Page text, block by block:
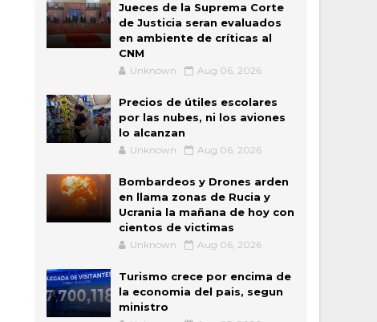
Jueces de la Suprema Corte
de Justicia seran evaluados
en ambiente de críticas al
CNM
Unknown Aug 06, 2026
Precios de útiles escolares
por las nubes, ni los aviones
lo alcanzan
Unknown Aug 06, 2026
Bombardeos y Drones arden
en llama zonas de Rucia y
Ucrania la mañana de hoy con
cientos de victimas
Unknown Aug 06, 2026
Turismo crece por encima de
la economia del pais, segun
ministro